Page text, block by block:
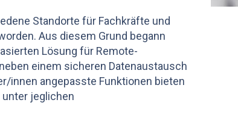
Standorte für Fachkräfte und
Aus diesem Grund begann
Lösung für Remote-
einem sicheren Datenaustausch
innen angepasste Funktionen bieten
jeglichen